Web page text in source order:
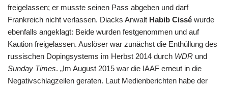
freigelassen; er musste seinen Pass abgeben und darf
Frankreich nicht verlassen. Diacks Anwalt Habib Cissé wurde
ebenfalls angeklagt: Beide wurden festgenommen und auf
Kaution freigelassen. Auslöser war zunächst die Enthüllung des
russischen Dopingsystems im Herbst 2014 durch WDR und
Sunday Times. „Im August 2015 war die IAAF erneut in die
Negativschlagzeilen geraten. Laut Medienberichten habe der